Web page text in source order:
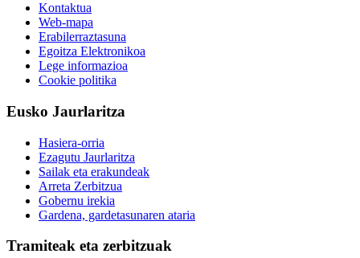
Kontaktua
Web-mapa
Erabilerraztasuna
Egoitza Elektronikoa
Lege informazioa
Cookie politika
Eusko Jaurlaritza
Hasiera-orria
Ezagutu Jaurlaritza
Sailak eta erakundeak
Arreta Zerbitzua
Gobernu irekia
Gardena, gardetasunaren ataria
Tramiteak eta zerbitzuak